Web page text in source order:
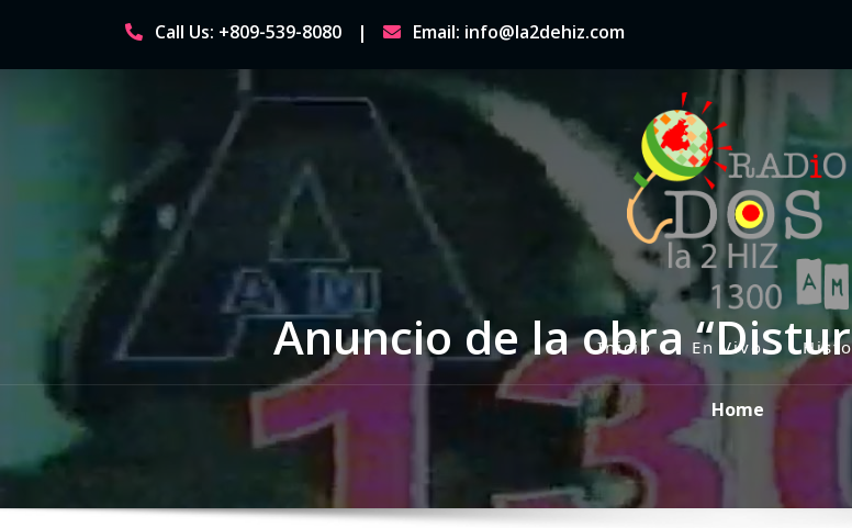
content
Call Us: +809-539-8080 Email: info@la2dehiz.com
P
r
i
a
r
Inicio En Vivo
Anuncio de la obra
Home